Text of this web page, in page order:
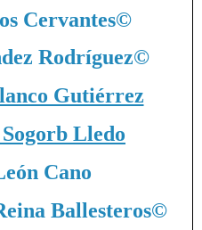
Cervantes©
Rodríguez©
Gutiérrez
Lledo
Cano
Ballesteros©